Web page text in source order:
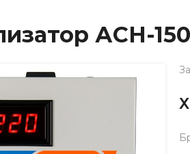
АСН-